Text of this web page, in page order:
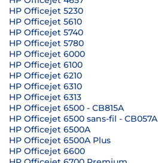
HP Officejet 5230
HP Officejet 5610
HP Officejet 5740
HP Officejet 5780
HP Officejet 6000
HP Officejet 6100
HP Officejet 6210
HP Officejet 6310
HP Officejet 6313
HP Officejet 6500 - CB815A
HP Officejet 6500 sans-fil - CB057A
HP Officejet 6500A
HP Officejet 6500A Plus
HP Officejet 6600